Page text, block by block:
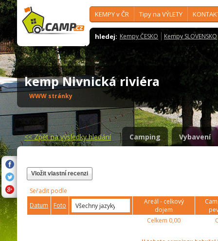
KEMPY v ČR Tipy na VÝLETY
hledej: Kempy ČESKO Kempy SLOVENSKO
kemp Nivnická riviéra
WWW stránky
<<Zpět na výsledky hledání Camping Vybavení
Vložit vlastní recenzi
Seřadit podle
Datum
Foto
Areál - celkový
dojem
Celkem 0,00